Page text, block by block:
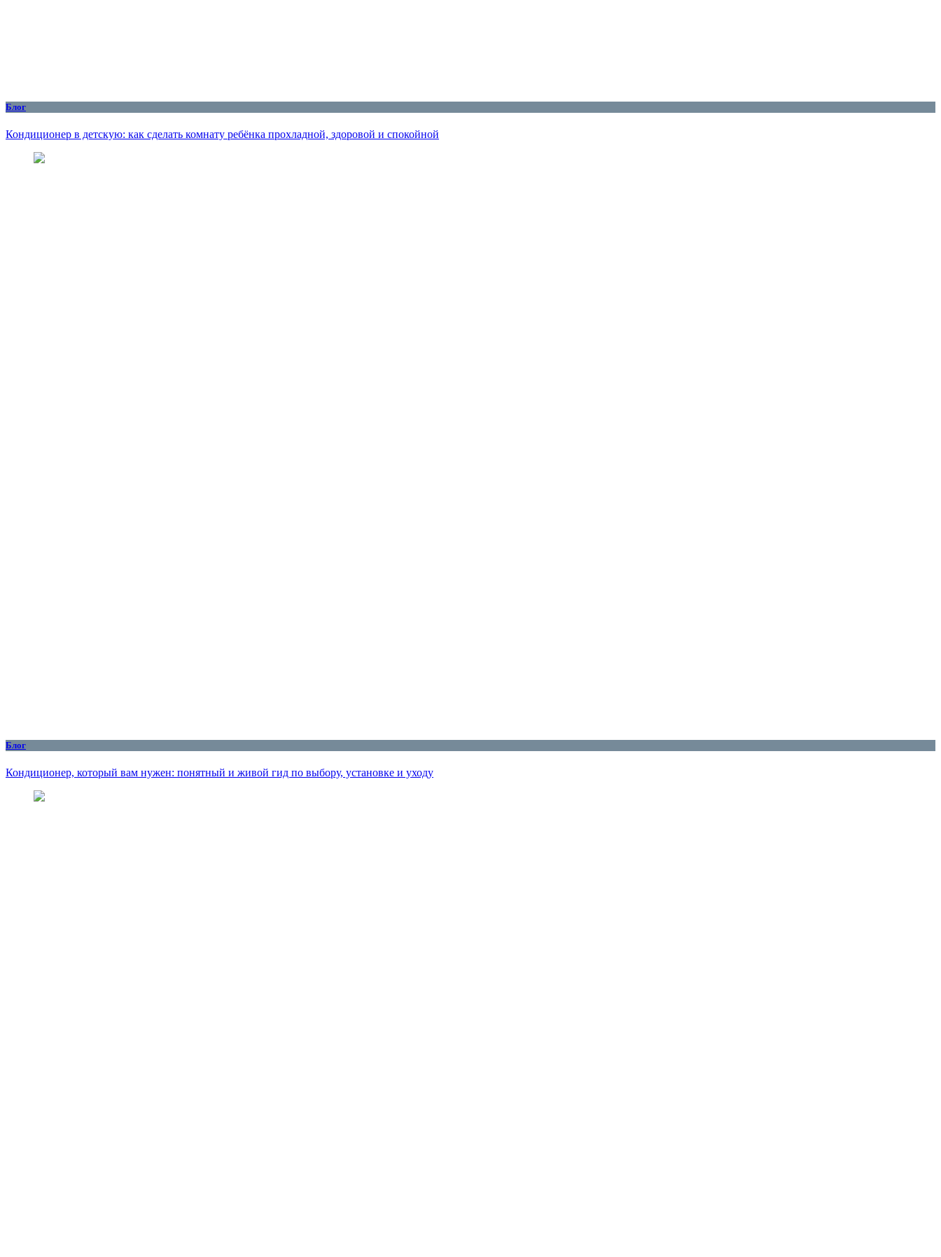
Блог
Кондиционер в детскую: как сделать комнату ребёнка прохладной, здоровой и спокойной
Блог
Кондиционер, который вам нужен: понятный и живой гид по выбору, установке и уходу